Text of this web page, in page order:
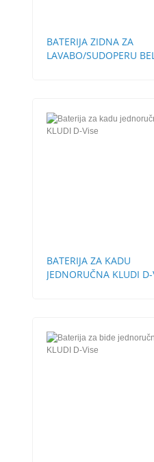
BATERIJA ZIDNA ZA
LAVABO/SUDOPERU
BATERIJA ZA KADU
JEDNORUČNA KLUDI D-